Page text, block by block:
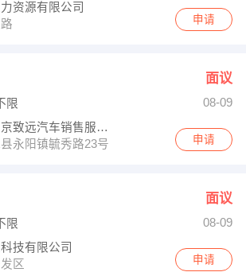
资源有限公司
申请
面议
限
08-09
上海大众南京致远汽车销售服务有限公司溧水
永阳镇毓秀路23号
申请
面议
限
08-09
技有限公司
区
申请